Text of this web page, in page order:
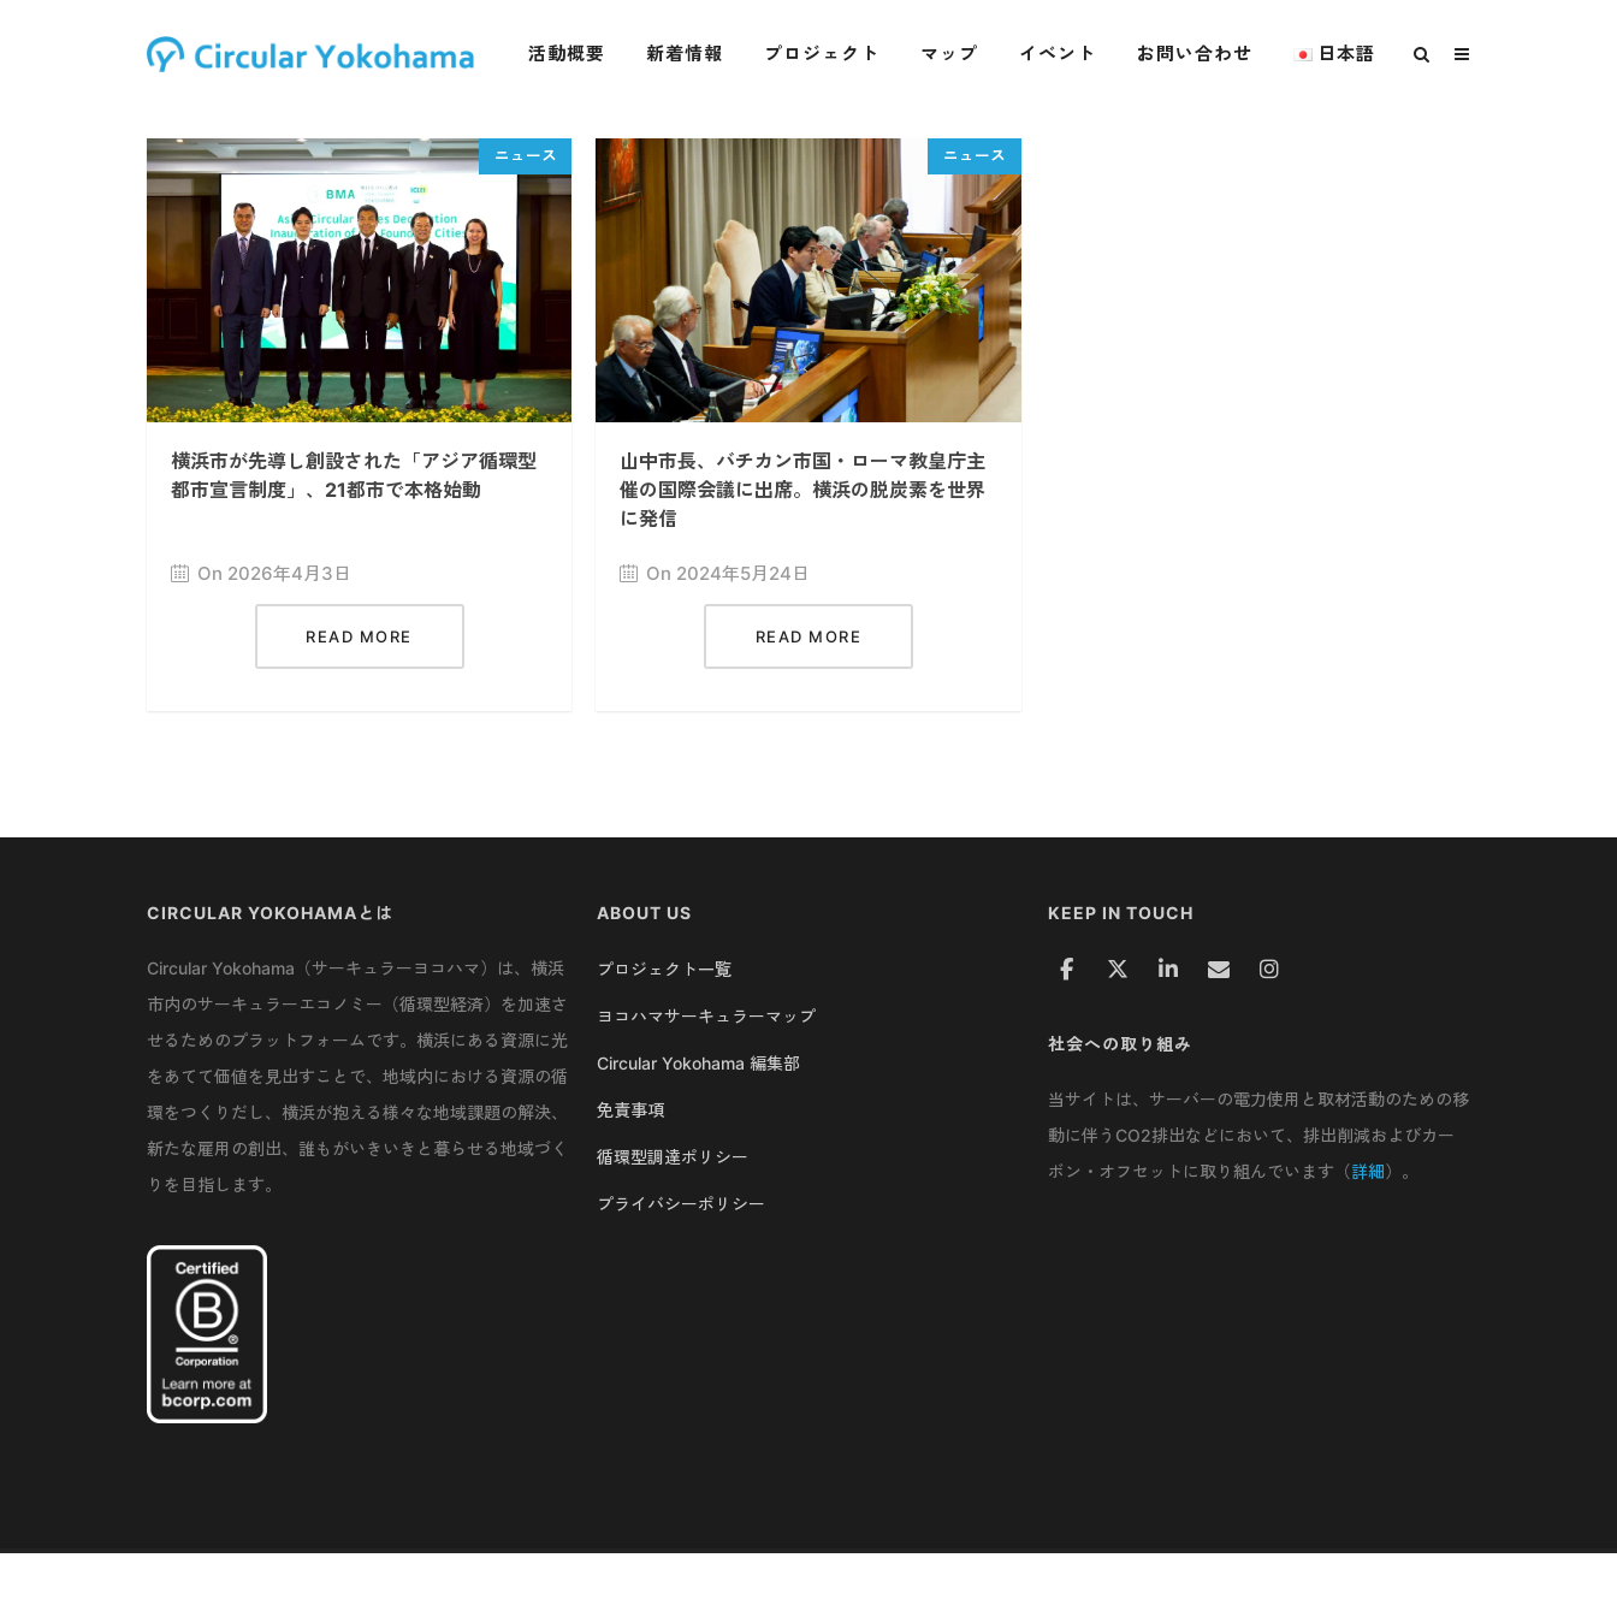
活動概要 新着情報 プロジェクト マップ イベント お問い合わせ 日本語
横浜市が先導し創設された「アジア循環型
都市宣言制度」、21都市で本格始動
On 2026年4月3日
READ MORE
山中市長、バチカン市国・ローマ教皇庁主
催の国際会議に出席。横浜の脱炭素を世界
に発信
On 2024年5月24日
READ MORE
CIRCULAR YOKOHAMAとは
Circular Yokohama（サーキュラーヨコハマ）は、横浜
市内のサーキュラーエコノミー（循環型経済）を加速さ
せるためのプラットフォームです。横浜にある資源に光
をあてて価値を見出すことで、地域内における資源の循
環をつくりだし、横浜が抱える様々な地域課題の解決、
新たな雇用の創出、誰もがいきいきと暮らせる地域づく
りを目指します。
ABOUT US
プロジェクト一覧
ヨコハマサーキュラーマップ
Circular Yokohama 編集部
免責事項
循環型調達ポリシー
プライバシーポリシー
KEEP IN TOUCH
社会への取り組み
当サイトは、サーバーの電力使用と取材活動のための移
動に伴うCO2排出などにおいて、排出削減およびカー
ボン・オフセットに取り組んでいます（詳細）。